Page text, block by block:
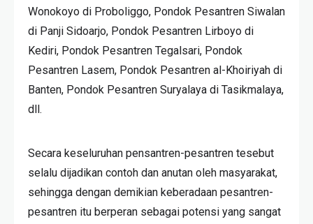
Wonokoyo di Proboliggo, Pondok Pesantren Siwalan
di Panji Sidoarjo, Pondok Pesantren Lirboyo di
Kediri, Pondok Pesantren Tegalsari, Pondok
Pesantren Lasem, Pondok Pesantren al-Khoiriyah di
Banten, Pondok Pesantren Suryalaya di Tasikmalaya,
dll.
Secara keseluruhan pensantren-pesantren tesebut
selalu dijadikan contoh dan anutan oleh masyarakat,
sehingga dengan demikian keberadaan pesantren-
pesantren itu berperan sebagai potensi yang sangat